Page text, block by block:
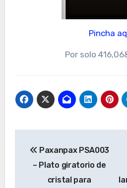
Pincha
Por solo
entradas
Paxanpax PSA003
– Plato giratorio de
cristal para